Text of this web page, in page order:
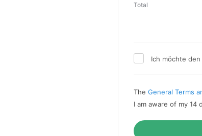
Total
Ich möchte
The General Terms
I am aware of my 14